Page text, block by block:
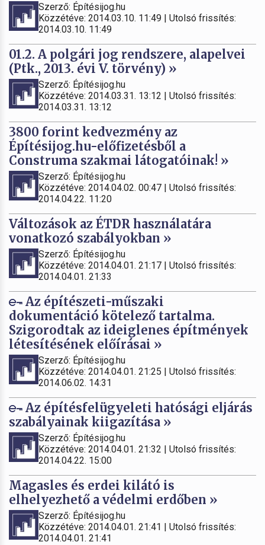
Szerző: Építésijog.hu
Közzétéve: 2014.03.10. 11:49 | Utolsó frissítés:
2014.03.10. 11:49
01.2. A polgári jog rendszere, alapelvei
(Ptk., 2013. évi V. törvény) »
Szerző: Építésijog.hu
Közzétéve: 2014.03.31. 13:12 | Utolsó frissítés:
2014.03.31. 13:12
3800 forint kedvezmény az
Építésijog.hu-előfizetésből a
Construma szakmai látogatóinak! »
Szerző: Építésijog.hu
Közzétéve: 2014.04.02. 00:47 | Utolsó frissítés:
2014.04.22. 11:20
Változások az ÉTDR használatára
vonatkozó szabályokban »
Szerző: Építésijog.hu
Közzétéve: 2014.04.01. 21:17 | Utolsó frissítés:
2014.04.01. 21:33
Az építészeti-műszaki
dokumentáció kötelező tartalma.
Szigorodtak az ideiglenes építmények
létesítésének előírásai »
Szerző: Építésijog.hu
Közzétéve: 2014.04.01. 21:25 | Utolsó frissítés:
2014.06.02. 14:31
Az építésfelügyeleti hatósági eljárás
szabályainak kiigazítása »
Szerző: Építésijog.hu
Közzétéve: 2014.04.01. 21:32 | Utolsó frissítés:
2014.04.22. 15:00
Magasles és erdei kilátó is
elhelyezhető a védelmi erdőben »
Szerző: Építésijog.hu
Közzétéve: 2014.04.01. 21:41 | Utolsó frissítés:
2014.04.01. 21:41